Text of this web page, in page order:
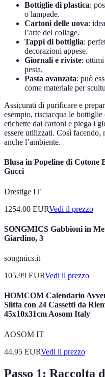
Bottiglie di plastica:
o lampade.
Cartoni delle uova:
l’arte del collage.
Tappi di bottiglia:
decorazioni appese.
Giornali e riviste: ottimi
pesta.
Pasta avanzata: può
come materiale per
Assicurati di purificare e
esempio, risciacqua le
etichette dai cartoni e piega i
essere utilizzati. Così facendo,
anche l’ambiente.
Blusa in Popeline di Cotone
Gucci
Drestige IT
1254.00 EURVedi il prezzo
SONGMICS Gabbioni in
Giardino, 3
songmics.it
105.99 EURVedi il prezzo
HOMCOM Calendario
Slitta con 24 Cassetti da
45x10x31cm Aosom Italy
AOSOM IT
44.95 EURVedi il prezzo
Passo 1: Raccolta